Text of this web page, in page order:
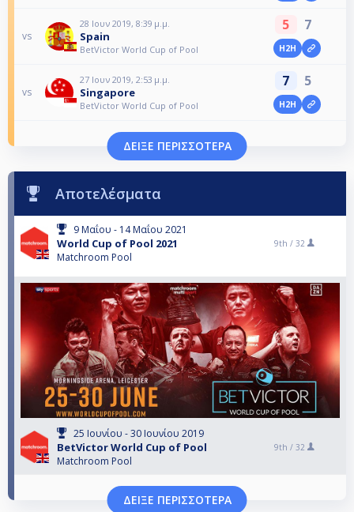
vs
28 Ιουν 2019, 8:39 μ.μ.
Spain
BetVictor World Cup of Pool
5 7
H2H
vs
27 Ιουν 2019, 2:53 μ.μ.
Singapore
BetVictor World Cup of Pool
7 5
H2H
ΔΕΊΞΕ ΠΕΡΙΣΣΌΤΕΡΑ
Αποτελέσματα
9 Μαΐου - 14 Μαΐου 2021
World Cup of Pool 2021
Matchroom Pool
9th / 32
25 Ιουνίου - 30 Ιουνίου 2019
BetVictor World Cup of Pool
Matchroom Pool
9th / 32
ΔΕΊΞΕ ΠΕΡΙΣΣΌΤΕΡΑ